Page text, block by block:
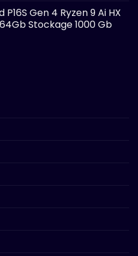
P16S Gen 4 Ryzen 9 Ai HX
Stockage 1000 Gb